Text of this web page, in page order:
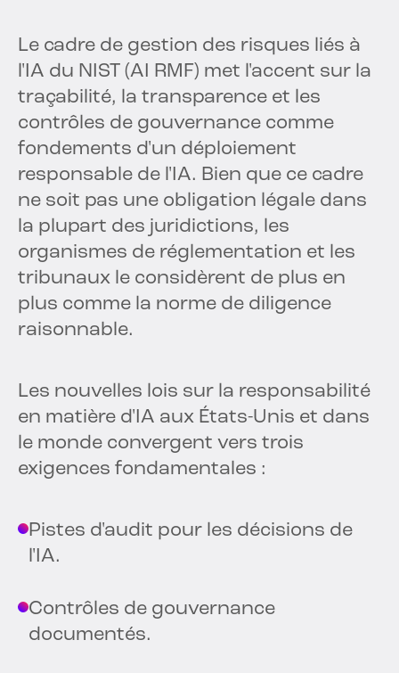
Le cadre de gestion des risques liés à
l'IA du NIST (AI RMF) met l'accent sur la
traçabilité, la transparence et les
contrôles de gouvernance comme
fondements d'un déploiement
responsable de l'IA. Bien que ce cadre
ne soit pas une obligation légale dans
la plupart des juridictions, les
organismes de réglementation et les
tribunaux le considèrent de plus en
plus comme la norme de diligence
raisonnable.
Les nouvelles lois sur la responsabilité
en matière d'IA aux États-Unis et dans
le monde convergent vers trois
exigences fondamentales :
Pistes d'audit pour les décisions de
l'IA.
Contrôles de gouvernance
documentés.